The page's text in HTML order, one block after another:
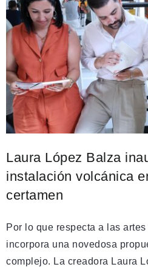
Laura López Balza
instalación volcánica
certamen
Por lo que respecta a las
incorpora una novedosa
complejo. La creadora Laura